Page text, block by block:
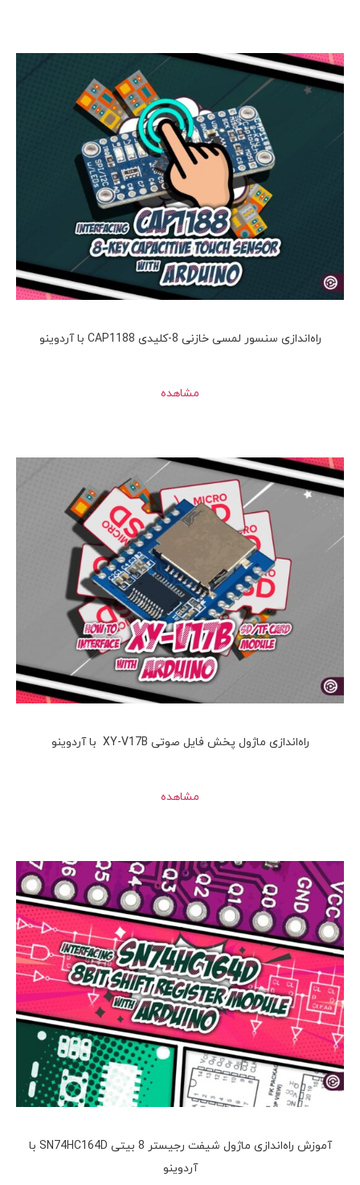
راه‌‌اندازی سنسور لمسی خازنی 8-کلیدی CAP1188 با آردوینو
مشاهده
راه‌اندازی ماژول پخش فایل صوتی XY-V17B با آردوینو
مشاهده
آموزش راه‌اندازی ماژول شیفت رجیستر 8 بیتی SN74HC164D با
آردوینو